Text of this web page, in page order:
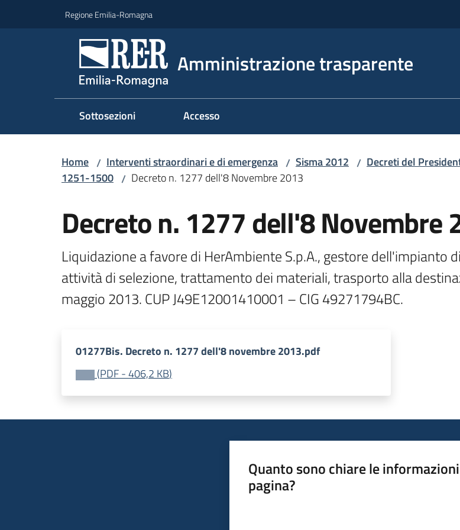
Regione Emilia-Romagna
Amministrazione trasparente
Sottosezioni Accesso
Home / Interventi straordinari e di emergenza / Sisma 2012 / Decreti del
1251-1500 / Decreto n. 1277 dell'8 Novembre 2013
Decreto n. 1277 dell'8 Novembre
Liquidazione a favore di HerAmbiente S.p.A., gestore dell'impianto
attività di selezione, trattamento dei materiali, trasporto alla
maggio 2013. CUP J49E12001410001 – CIG 49271794BC.
01277Bis. Decreto n. 1277 dell'8 novembre 2013.pdf
(PDF-406,2 KB)
Quanto sono chiare le
pagina?